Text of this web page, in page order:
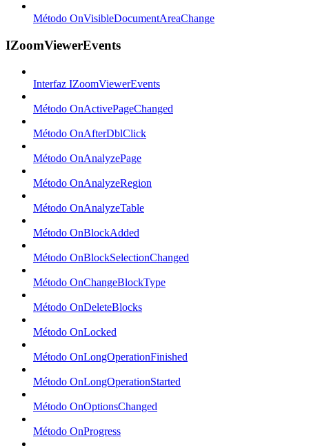
Método OnVisibleDocumentAreaChange
IZoomViewerEvents
Interfaz IZoomViewerEvents
Método OnActivePageChanged
Método OnAfterDblClick
Método OnAnalyzePage
Método OnAnalyzeRegion
Método OnAnalyzeTable
Método OnBlockAdded
Método OnBlockSelectionChanged
Método OnChangeBlockType
Método OnDeleteBlocks
Método OnLocked
Método OnLongOperationFinished
Método OnLongOperationStarted
Método OnOptionsChanged
Método OnProgress